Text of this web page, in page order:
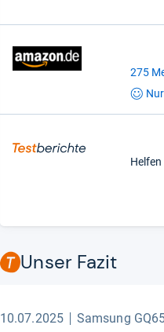
275
Unser Fazit
10.07.2025 Samsung